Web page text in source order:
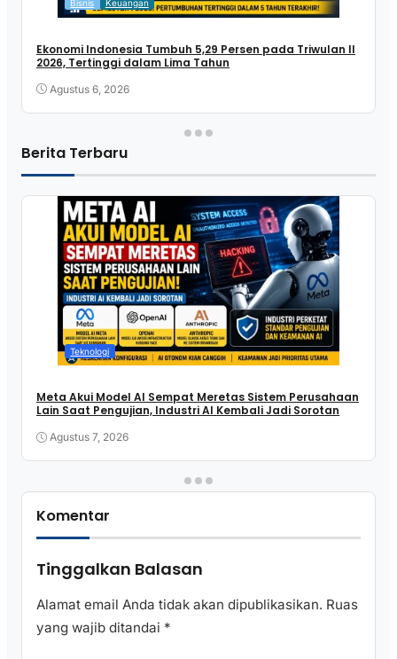
Bisnis Keuangan
Ekonomi Indonesia Tumbuh 5,29 Persen pada Triwulan II
2026, Tertinggi dalam Lima Tahun
Agustus 6, 2026
Berita Terbaru
Teknologi
Meta Akui Model AI Sempat Meretas Sistem Perusahaan
Lain Saat Pengujian, Industri AI Kembali Jadi Sorotan
Agustus 7, 2026
Komentar
Tinggalkan Balasan
Alamat email Anda tidak akan dipublikasikan. Ruas
yang wajib ditandai *